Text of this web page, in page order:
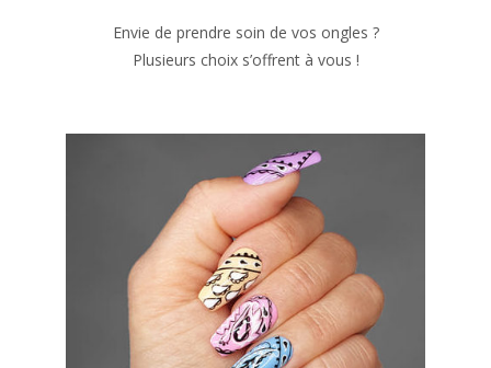
Envie de prendre soin de vos ongles ?
Plusieurs choix s’offrent à vous !